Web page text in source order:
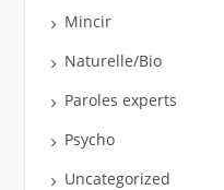
Mincir
Naturelle/Bio
Paroles experts
Psycho
Uncategorized